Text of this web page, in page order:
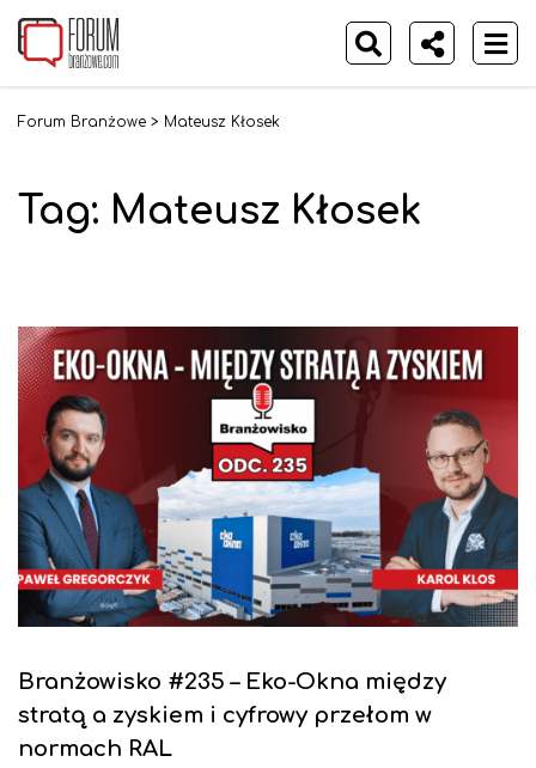
Forum Branżowe > Mateusz Kłosek
Tag: Mateusz Kłosek
Branżowisko #235 – Eko-Okna między
stratą a zyskiem i cyfrowy przełom w
normach RAL